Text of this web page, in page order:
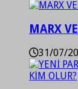
MARX
31/07/